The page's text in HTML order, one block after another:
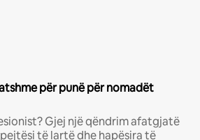
për punë për nomadët
Gjej një qëndrim afatgjatë
të lartë dhe hapësira të